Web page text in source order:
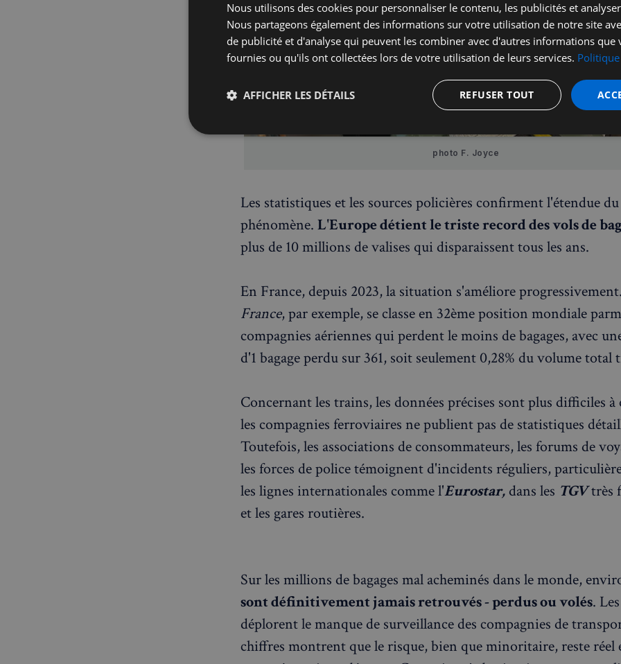
photo F. Joyce
Les statistiques et les sources policières confirment l'étendue du
phénomène. L'Europe détient le triste record des vols de
plus de 10 millions de valises qui disparaissent tous les ans.
En France, depuis 2023, la situation s'améliore progressivement.
France, par exemple, se classe en 32ème position mondiale
compagnies aériennes qui perdent le moins de bagages, avec
d'1 bagage perdu sur 361, soit seulement 0,28% du volume total
Concernant les trains, les données précises sont plus difficiles
les compagnies ferroviaires ne publient pas de statistiques
Toutefois, les associations de consommateurs, les forums de
les forces de police témoignent d'incidents réguliers,
les lignes internationales comme l'Eurostar, dans les TGVtrès
et les gares routières.
Sur les millions de bagages mal acheminés dans le monde,
sont définitivement jamais retrouvés - perdus ou volés.
déplorent le manque de surveillance des compagnies de
chiffres montrent que le risque, bien que minoritaire, reste réel
Nous utilisons des cookies pour personnaliser le contenu, les publicités et
Nous partageons également des informations sur votre utilisation de notre site
de publicité et d'analyse qui peuvent les combiner avec d'autres informations que
fournies ou qu'ils ont collectées lors de votre utilisation de leurs services.
REFUSER TOUT
AFFICHER LES DÉTAILS
Strictement
Performance Ciblage
Strictement nécessaires Performance Ciblage Fonctionnalité
Nom
Domaine
Expiration Description
_px3
Wix.com, Inc.
.stripecdn.com
5 minutes
27
secondes
Ce cookie est utilisé à des fins de
les visiteurs malveillants sur le site
blocage des utilisateurs légitimes. Il
informations telles que l'adresse IP,
CookieScriptConsent
CookieScript
francaisalondres.com
4
semaines
2 jours
Ce cookie est utilisé par le service
pour mémoriser les préférences de
visiteurs en matière de cookies. Il
bannière de cookies Cookie-
correctement.
sp_t
Spotify Inc.
.spotify.com
1 an
Requis pour garantir la
intégré. Cela n'entraîne aucune
VISITOR_PRIVACY_METADATA
YouTube
5 mois 4
Ce cookie est utilisé pour stocker le
l'utilisateur et les choix de
.spotify.com
intégré. Cela n'entraîne aucune
Nom
Fournisseur
Domaine
Expiration
Nom
Fournisseur/
Domaine
Expiration Description
Nom Fournisseur
Description
bokunSessionId_e31aadc8-
francaisalondres.com
19
Politique de confidentialité de Google